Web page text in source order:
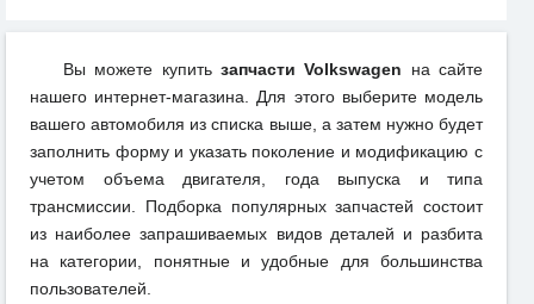
Вы можете купить запчасти Volkswagen на сайте
нашего интернет-магазина. Для этого выберите модель
вашего автомобиля из списка выше, а затем нужно будет
заполнить форму и указать поколение и модификацию с
учетом объема двигателя, года выпуска и типа
трансмиссии. Подборка популярных запчастей состоит
из наиболее запрашиваемых видов деталей и разбита
на категории, понятные и удобные для большинства
пользователей.